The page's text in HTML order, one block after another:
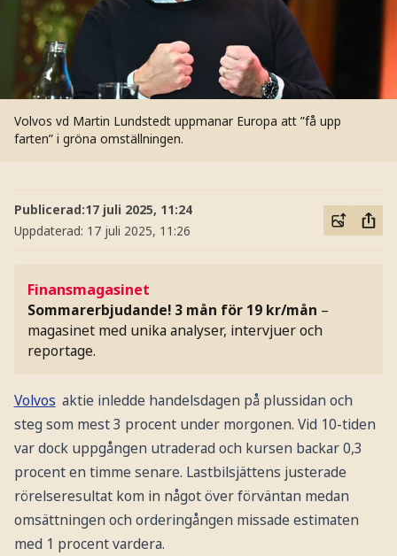
Volvos vd Martin Lundstedt uppmanar Europa att ”få upp
farten” i gröna omställningen.
Publicerad:17 juli 2025, 11:24
Uppdaterad: 17 juli 2025, 11:26
Finansmagasinet
Sommarerbjudande! 3 mån för 19 kr/mån –
magasinet med unika analyser, intervjuer och
reportage.
Volvos aktie inledde handelsdagen på plussidan och
steg som mest 3 procent under morgonen. Vid 10-tiden
var dock uppgången utraderad och kursen backar 0,3
procent en timme senare. Lastbilsjättens justerade
rörelseresultat kom in något över förväntan medan
omsättningen och orderingången missade estimaten
med 1 procent vardera.